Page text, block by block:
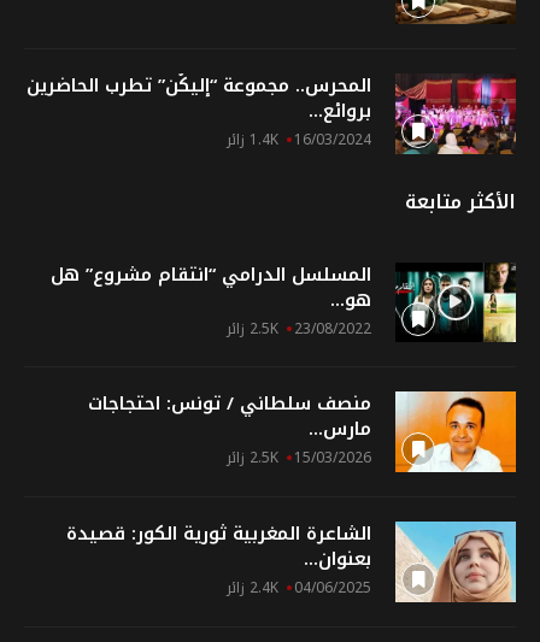
المحرس.. مجموعة “إليكُن” تطرب الحاضرين
بروائع...
16/03/2024 1.4K زائر
الأكثر متابعة
المسلسل الدرامي “انتقام مشروع” هل
هو...
23/08/2022 2.5K زائر
منصف سلطاني / تونس: احتجاجات
مارس...
15/03/2026 2.5K زائر
الشاعرة المغربية ثورية الكور: قصيدة
بعنوان...
04/06/2025 2.4K زائر